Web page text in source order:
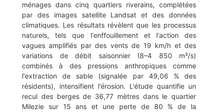
ménages dans cinq quartiers riverains, complétées
par des images satellite Landsat et des données
climatiques. Les résultats révèlent que les processus
naturels, tels que l'enffouillement et l'action des
vagues amplifiés par des vents de 19 km/h et des
variations de débit saisonnier (8–4 850 m³/s)
combinés à des pressions anthropiques comme
l'extraction de sable (signalée par 49,06 % des
résidents), intensifient l'érosion. L'étude quantifie un
recul des berges de 36,77 mètres dans le quartier
Milezie sur 15 ans et une perte de 80 % de la